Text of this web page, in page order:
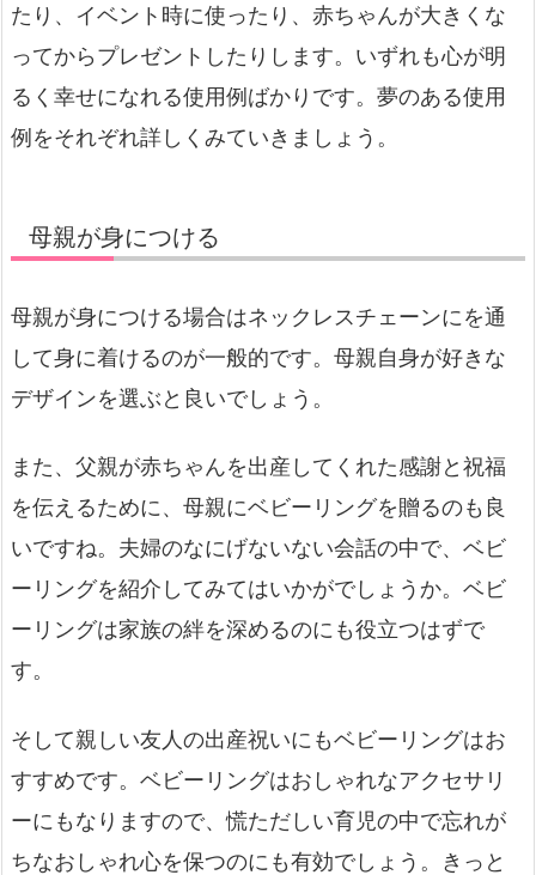
たり、イベント時に使ったり、赤ちゃんが大きくな
ってからプレゼントしたりします。いずれも心が明
るく幸せになれる使用例ばかりです。夢のある使用
例をそれぞれ詳しくみていきましょう。
母親が身につける
母親が身につける場合はネックレスチェーンにを通
して身に着けるのが一般的です。母親自身が好きな
デザインを選ぶと良いでしょう。
また、父親が赤ちゃんを出産してくれた感謝と祝福
を伝えるために、母親にベビーリングを贈るのも良
いですね。夫婦のなにげないない会話の中で、ベビ
ーリングを紹介してみてはいかがでしょうか。ベビ
ーリングは家族の絆を深めるのにも役立つはずで
す。
そして親しい友人の出産祝いにもベビーリングはお
すすめです。ベビーリングはおしゃれなアクセサリ
ーにもなりますので、慌ただしい育児の中で忘れが
ちなおしゃれ心を保つのにも有効でしょう。きっと